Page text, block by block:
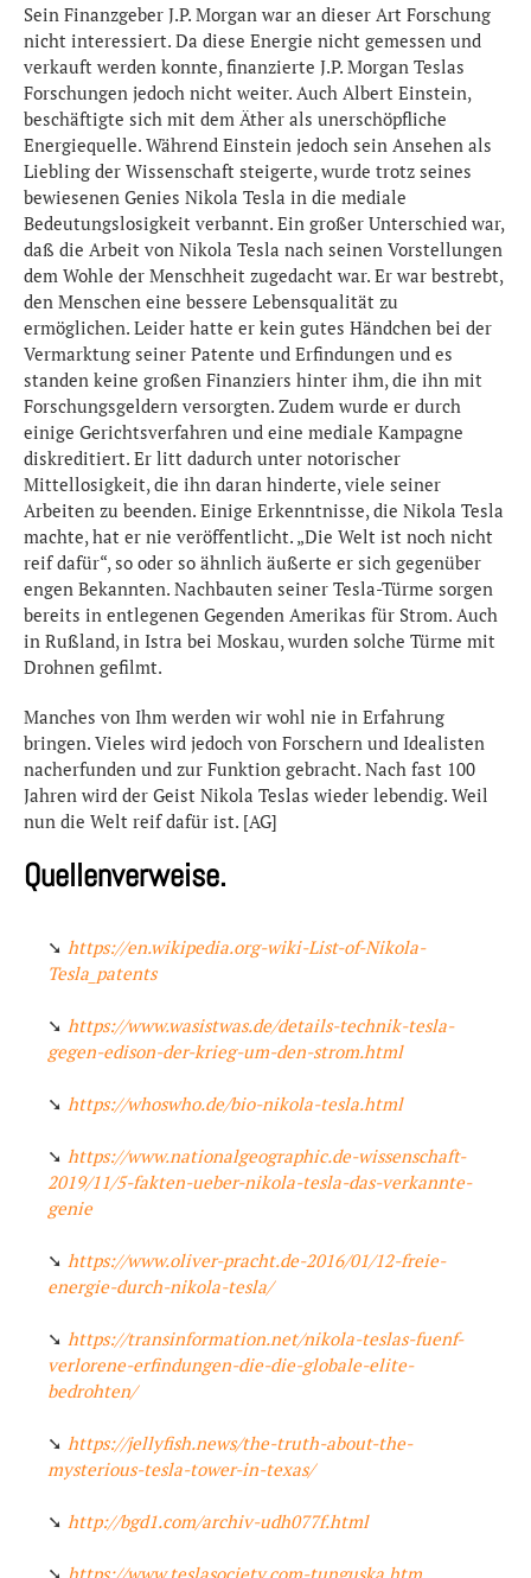
Sein Finanzgeber J.P. Morgan war an dieser Art Forschung
nicht interessiert. Da diese Energie nicht gemessen und
verkauft werden konnte, finanzierte J.P. Morgan Teslas
Forschungen jedoch nicht weiter. Auch Albert Einstein,
beschäftigte sich mit dem Äther als unerschöpfliche
Energiequelle. Während Einstein jedoch sein Ansehen als
Liebling der Wissenschaft steigerte, wurde trotz seines
bewiesenen Genies Nikola Tesla in die mediale
Bedeutungslosigkeit verbannt. Ein großer Unterschied war,
daß die Arbeit von Nikola Tesla nach seinen Vorstellungen
dem Wohle der Menschheit zugedacht war. Er war bestrebt,
den Menschen eine bessere Lebensqualität zu
ermöglichen. Leider hatte er kein gutes Händchen bei der
Vermarktung seiner Patente und Erfindungen und es
standen keine großen Finanziers hinter ihm, die ihn mit
Forschungsgeldern versorgten. Zudem wurde er durch
einige Gerichtsverfahren und eine mediale Kampagne
diskreditiert. Er litt dadurch unter notorischer
Mittellosigkeit, die ihn daran hinderte, viele seiner
Arbeiten zu beenden. Einige Erkenntnisse, die Nikola Tesla
machte, hat er nie veröffentlicht. „Die Welt ist noch nicht
reif dafür“, so oder so ähnlich äußerte er sich gegenüber
engen Bekannten. Nachbauten seiner Tesla-Türme sorgen
bereits in entlegenen Gegenden Amerikas für Strom. Auch
in Rußland, in Istra bei Moskau, wurden solche Türme mit
Drohnen gefilmt.
Manches von Ihm werden wir wohl nie in Erfahrung
bringen. Vieles wird jedoch von Forschern und Idealisten
nacherfunden und zur Funktion gebracht. Nach fast 100
Jahren wird der Geist Nikola Teslas wieder lebendig. Weil
nun die Welt reif dafür ist. [AG]
Quellenverweise.
➘ https://en.wikipedia.org-wiki-List-of-Nikola-
Tesla_patents
➘ https://www.wasistwas.de/details-technik-tesla-
gegen-edison-der-krieg-um-den-strom.html
➘ https://whoswho.de/bio-nikola-tesla.html
➘ https://www.nationalgeographic.de-wissenschaft-
2019/11/5-fakten-ueber-nikola-tesla-das-verkannte-
genie
➘ https://www.oliver-pracht.de-2016/01/12-freie-
energie-durch-nikola-tesla/
➘ https://transinformation.net/nikola-teslas-fuenf-
verlorene-erfindungen-die-die-globale-elite-
bedrohten/
➘ https://jellyfish.news/the-truth-about-the-
mysterious-tesla-tower-in-texas/
➘ http://bgd1.com/archiv-udh077f.html